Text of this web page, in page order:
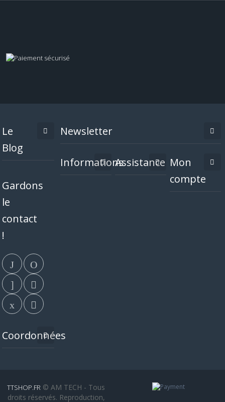
Le
Blog
Gardons
le
contact
!
Coordonnées
Newsletter
InformationsAssistance Mon
compte
TTSHOP.FR © AM TECH - Tous
droits réservés. Reproduction,